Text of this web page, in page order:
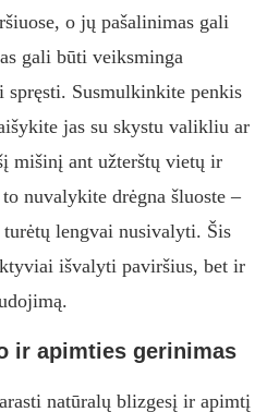
o jų pašalinimas gali
gali būti veiksminga
spręsti. Susmulkinkite penkis
jas su skystu valikliu ar
mišinį ant užterštų vietų ir
nuvalykite drėgna šluoste –
lengvai nusivalyti. Šis
išvalyti paviršius, bet ir
ir apimties gerinimas
natūralų blizgesį ir apimtį